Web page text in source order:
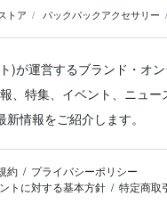
トア バックパックアクセサリー
)が運営するブランド・オ
、特集、イベント、ニュー
情報をご紹介します。
約
プライバシーポリシー
トに対する基本方針
特定商取